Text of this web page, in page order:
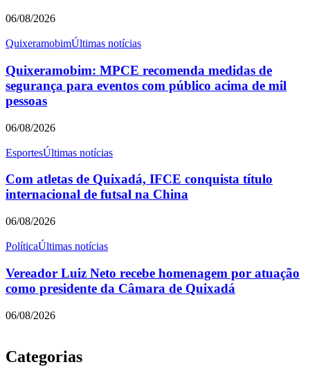
06/08/2026
QuixeramobimÚltimas notícias
Quixeramobim: MPCE recomenda medidas de
segurança para eventos com público acima de mil
pessoas
06/08/2026
EsportesÚltimas notícias
Com atletas de Quixadá, IFCE conquista título
internacional de futsal na China
06/08/2026
PolíticaÚltimas notícias
Vereador Luiz Neto recebe homenagem por atuação
como presidente da Câmara de Quixadá
06/08/2026
Categorias